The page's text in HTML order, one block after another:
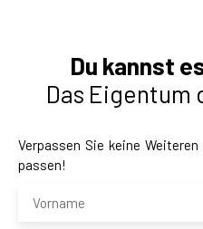
Du kannst
Das Eigentum
Verpassen Sie keine
passen!
Vorname